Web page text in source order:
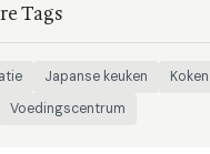
Tags
Japanse keuken
Voedingscentrum